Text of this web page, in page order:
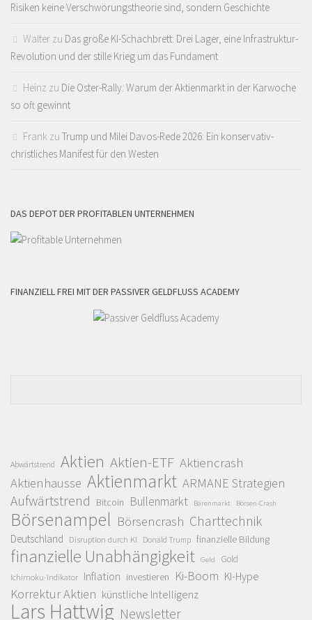
Risiken keine Verschwörungstheorie sind, sondern Geschichte
Walter zu Das große KI-Schachbrett: Drei Lager, eine Infrastruktur-
Revolution und der stille Krieg um das Fundament
Heinz zu Die Oster-Rally: Warum der Aktienmarkt in der Karwoche
so oft gewinnt
Frank zu Trump und Milei Davos-Rede 2026: Ein konservativ-
christliches Manifest für den Westen
DAS DEPOT DER PROFITABLEN UNTERNEHMEN
FINANZIELL FREI MIT DER PASSIVER GELDFLUSS ACADEMY
Abwärtstrend Aktien Aktien-ETF Aktiencrash
Aktienhausse Aktienmarkt ARMANE Strategien
Aufwärtstrend Bitcoin Bullenmarkt Bärenmarkt Börsen-Crash
Börsenampel Börsencrash Charttechnik
Deutschland Disruption durch KI Donald Trump finanzielle Bildung
finanzielle Unabhängigkeit Geld Gold
Ichimoku-Indikator Inflation investieren Ki-Boom KI-Hype
Korrektur Aktien künstliche Intelligenz
Lars Hattwig Newsletter